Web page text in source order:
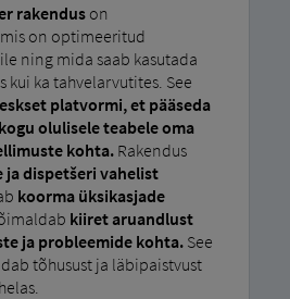
rakenduson
on optimeeritud
ning mida saab kasutada
ka tahvelarvutites. See
platvormi, et pääseda
olulisele teabele oma
kohta.Rakendus
ja dispetšeri vahelist
koorma üksikasjade
kiiret aruandlust
ja probleemide kohta.See
tõhusust ja läbipaistvust